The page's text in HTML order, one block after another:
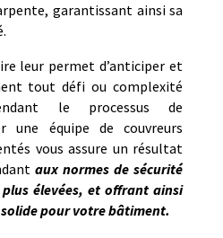
garantissant ainsi sa
leur permet d’anticiper et
tout défi ou complexité
le processus de
une équipe de couvreurs
vous assure un résultat
aux normes de sécurité
élevées, et offrant ainsi
pour votre bâtiment.